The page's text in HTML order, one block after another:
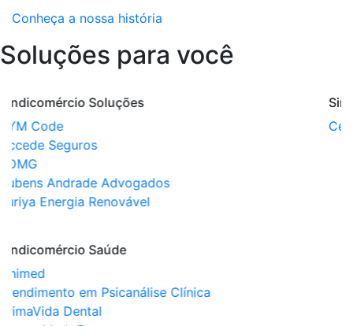
Conheça a nossa história
Soluções para você
Sindicomércio Certificações
Certificado Digital
Sindicomércio Ensino